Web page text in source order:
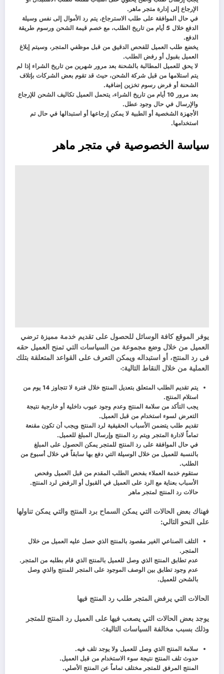
الإرجاع إلى إدارة متجر ماهر.
في حال الموافقة على طلب الاسترجاع، يتم رد الأموال إلى نفس وسيلة
الدفع خلال 5 أيام من تاريخ الطلب، مع خصم قيمة الشحن ورسوم طريقة
الدفع.
يخضع طلب العميل للفحص الدقيق من قبل موظفي المتجر، وسيتم إبلاغ
العميل بقبول أو رفض الطلب.
لا يحق للعميل المطالبة بالشحنة بعد مرور شهرين من تاريخ الشراء إذا لم
يتم استلامها من قبل شركة الشحن، حيث قد تقوم بعض الشركات بإتلاف
الشحنة أو فرض رسوم تخزين إضافية.
بعد مرور 10 أيام من تاريخ الشراء، يتحمل العميل تكاليف الشحن للإرجاع
والإرسال في حال وجود عطل.
الأجهزة الشخصية أو الطبية لا يمكن إرجاعها أو استبدالها في حال تم
استخدامها.
سياسة الخصوصية في متجر ماهر
يوفر الموقع كافة الوسائل للحصول على تقديم خدمة مميزة ترضي
العميل من خلال وضع مجموعة من السياسات التي تمنح العميل حقه
فى رد المنتج، أو استبداله ويمكن التعرف على القواعد المتعلقة بتلك
العملية من خلال النقاط التالية:-
يتم تقديم الطلب المتعلق بتعديل المنتج خلال فترة لا تتجاوز 14 يوم من
استلام المنتج.
يجب التأكد من سلامة المنتج وعدم وجود عيوب داخلية أو خارجية نتيجة
التعرض لسوء استخدام من قبل العميل.
تقديم طلب يتضمن الأسباب الحقيقية لرد المنتج ويجب أن تكون مقنعة
تماماً لادارة المتجر ويتم رد المنتج وإرسال المبلغ للعميل.
في حال الموافقة على رد المنتج للمتجر يمكن الحصول على المبلغ
بالنسبة للعميل من خلال الوسيلة التي دفع بها سابقاً في خلال أسبوع من
الطلب.
ستقوم خدمة العملاء بفحص الطلب المقدم من قبل العميل وفحص
الأسباب بعناية مع الرد على العميل في القبول أو الرفض لرد المنتج.
حالات رد المنتج لمتجر ماهر
فهناك بعض الحالات التي يمكن السماح برد المنتج والتي يمكن تناولها
على النحو التالي:
التلف الصناعي الغير مقصود بالمنتج الذي حصل عليه العميل من خلال
المتجر.
عدم تطابق المنتج الذي وصل للعميل بالمنتج الذي قام بطلبه من المتجر.
عدم وجود تطابق بين الوصف الموجود على المتجر للمنتج والذي وصل
بالشحن للعميل.
الحالات التي يرفض المتجر طلب رد المنتج فيها
يوجد بعض الحالات التي يصعب فيها على العميل رد المنتج للمتجر
وذلك بسبب مخالفة السياسات التالية:-
سلامة المنتج الذي وصل للعميل ولا يوجد تلف فيه.
حدوث تلف المنتج نتيجة سوء الاستخدام من قبل العميل.
المنتج المرفق للمتجر مختلف تماماً عن المنتج الأصلي.